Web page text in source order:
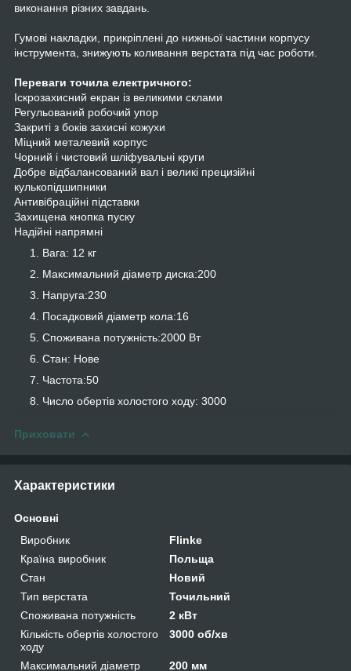
виконання різних завдань.
Гумові накладки, прикріплені до нижньої частини корпусу
інструмента, знижують коливання верстата під час роботи.
Переваги точила електричного:
Іскрозахисний екран із великими склами
Регульований робочий упор
Закриті з боків захисні кожухи
Міцний металевий корпус
Чорний і чистовий шліфувальні круги
Добре відбалансований вал і великі прецизійні
кулькопідшипники
Антивібраційні підставки
Захищена кнопка пуску
Надійні напрямні
Вага: 12 кг
Максимальний діаметр диска:200
Напруга:230
Посадковий діаметр кола:16
Споживана потужність:2000 Вт
Стан: Нове
Частота:50
Число обертів холостого ходу: 3000
Приховати
Характеристики
Основні
Виробник
Flinke
Країна виробник
Польща
Стан
Новий
Тип верстата
Точильний
Споживана потужність
2 кВт
Кількість обертів холостого
ходу
3000 об/хв
Максимальний діаметр 200 мм